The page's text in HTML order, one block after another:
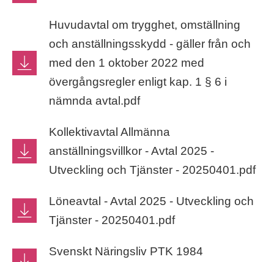
Huvudavtal om trygghet, omställning
och anställningsskydd - gäller från och
med den 1 oktober 2022 med
övergångsregler enligt kap. 1 § 6 i
nämnda avtal.pdf
Kollektivavtal Allmänna
anställningsvillkor - Avtal 2025 -
Utveckling och Tjänster - 20250401.pdf
Löneavtal - Avtal 2025 - Utveckling och
Tjänster - 20250401.pdf
Svenskt Näringsliv PTK 1984